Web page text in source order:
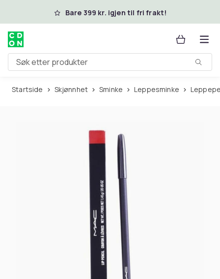
Hopp til hovedinnholdBare 399 kr. igjen til fri frakt!
Søk etter produkter
Startside Skjønnhet Sminke Leppesminke